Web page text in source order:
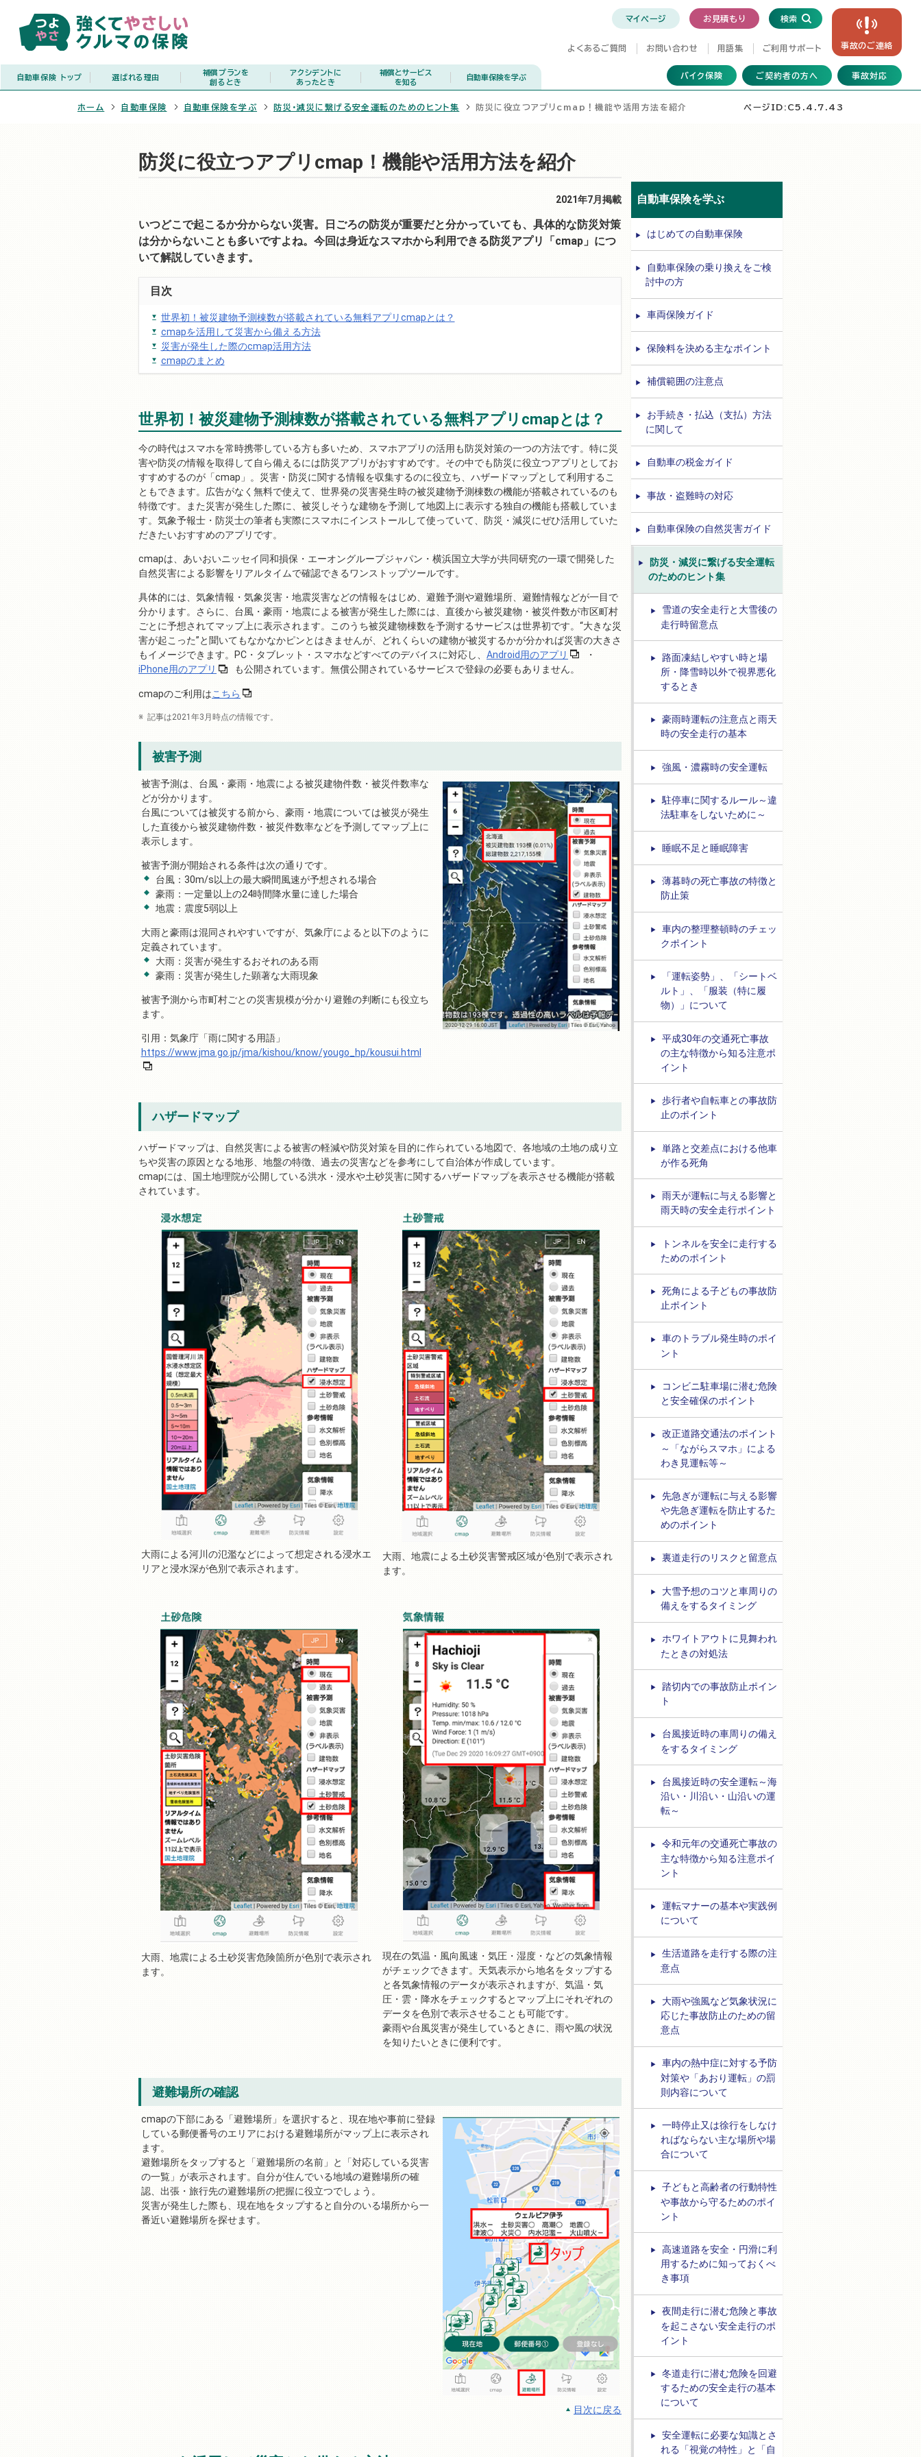
マイページ お見積もり 検索
事故のご連絡
よくあるご質問 お問い合わせ 用語集 ご利用サポート
自動車保険 トップ 選ばれる理由
補償プランを
創るとき
アクシデントに
あったとき
補償とサービス
を知る
自動車保険を学ぶ バイク保険 ご契約者の方へ 事故対応
ページID:C5.4.7.43
ホーム 自動車保険 自動車保険を学ぶ 防災・減災に繋げる安全運転のためのヒント集 防災に役立つアプリcmap！機能や活用方法を紹介
防災に役立つアプリcmap！機能や活用方法を紹介
2021年7月掲載
いつどこで起こるか分からない災害。日ごろの防災が重要だと分かっていても、具体的な防災対策
は分からないことも多いですよね。今回は身近なスマホから利用できる防災アプリ「cmap」につ
いて解説していきます。
目次
世界初！被災建物予測棟数が搭載されている無料アプリcmapとは？
cmapを活用して災害から備える方法
災害が発生した際のcmap活用方法
cmapのまとめ
世界初！被災建物予測棟数が搭載されている無料アプリcmapとは？
今の時代はスマホを常時携帯している方も多いため、スマホアプリの活用も防災対策の一つの方法です。特に災
害や防災の情報を取得して自ら備えるには防災アプリがおすすめです。その中でも防災に役立つアプリとしてお
すすめするのが「cmap」。災害・防災に関する情報を収集するのに役立ち、ハザードマップとして利用するこ
ともできます。広告がなく無料で使えて、世界発の災害発生時の被災建物予測棟数の機能が搭載されているのも
特徴です。また災害が発生した際に、被災しそうな建物を予測して地図上に表示する独自の機能も搭載していま
す。気象予報士・防災士の筆者も実際にスマホにインストールして使っていて、防災・減災にぜひ活用していた
だきたいおすすめのアプリです。
cmapは、あいおいニッセイ同和損保・エーオングループジャパン・横浜国立大学が共同研究の一環で開発した
自然災害による影響をリアルタイムで確認できるワンストップツールです。
具体的には、気象情報・気象災害・地震災害などの情報をはじめ、避難予測や避難場所、避難情報などが一目で
分かります。さらに、台風・豪雨・地震による被害が発生した際には、直後から被災建物・被災件数が市区町村
ごとに予想されてマップ上に表示されます。このうち被災建物棟数を予測するサービスは世界初です。“大きな災
害が起こった”と聞いてもなかなかピンとはきませんが、どれくらいの建物が被災するかが分かれば災害の大きさ
もイメージできます。PC・タブレット・スマホなどすべてのデバイスに対応し、 Android用のアプリ
・
iPhone用のアプリ
も公開されています。無償公開されているサービスで登録の必要もありません。
cmapのご利用はこちら
記事は2021年3月時点の情報です。
被害予測
被害予測は、台風・豪雨・地震による被災建物件数・被災件数率な
どが分かります。
台風については被災する前から、豪雨・地震については被災が発生
した直後から被災建物件数・被災件数率などを予測してマップ上に
表示します。
被害予測が開始される条件は次の通りです。
台風：30m/s以上の最大瞬間風速が予想される場合
豪雨：一定量以上の24時間降水量に達した場合
地震：震度5弱以上
大雨と豪雨は混同されやすいですが、気象庁によると以下のように
定義されています。
大雨：災害が発生するおそれのある雨
豪雨：災害が発生した顕著な大雨現象
被害予測から市町村ごとの災害規模が分かり避難の判断にも役立ち
ます。
引用：気象庁「雨に関する用語」
https://www.jma.go.jp/jma/kishou/know/yougo_hp/kousui.html
ハザードマップ
ハザードマップは、自然災害による被害の軽減や防災対策を目的に作られている地図で、各地域の土地の成り立
ちや災害の原因となる地形、地盤の特徴、過去の災害などを参考にして自治体が作成しています。
cmapには、国土地理院が公開している洪水・浸水や土砂災害に関するハザードマップを表示させる機能が搭載
されています。
大雨による河川の氾濫などによって想定される浸水エ
リアと浸水深が色別で表示されます。
大雨、地震による土砂災害警戒区域が色別で表示され
ます。
大雨、地震による土砂災害危険箇所が色別で表示され
ます。
現在の気温・風向風速・気圧・湿度・などの気象情報
がチェックできます。天気表示から地名をタップする
と各気象情報のデータが表示されますが、気温・気
圧・雲・降水をチェックするとマップ上にそれぞれの
データを色別で表示させることも可能です。
豪雨や台風災害が発生しているときに、雨や風の状況
を知りたいときに便利です。
避難場所の確認
cmapの下部にある「避難場所」を選択すると、現在地や事前に登録
している郵便番号のエリアにおける避難場所がマップ上に表示され
ます。
避難場所をタップすると「避難場所の名前」と「対応している災害
の一覧」が表示されます。自分が住んでいる地域の避難場所の確
認、出張・旅行先の避難場所の把握に役立つでしょう。
災害が発生した際も、現在地をタップすると自分のいる場所から一
番近い避難場所を探せます。
目次に戻る
自動車保険を学ぶ
はじめての自動車保険
自動車保険の乗り換えをご検
討中の方
車両保険ガイド
保険料を決める主なポイント
補償範囲の注意点
お手続き・払込（支払）方法
に関して
自動車の税金ガイド
事故・盗難時の対応
自動車保険の自然災害ガイド
防災・減災に繋げる安全運転
のためのヒント集
雪道の安全走行と大雪後の
走行時留意点
路面凍結しやすい時と場
所・降雪時以外で視界悪化
するとき
豪雨時運転の注意点と雨天
時の安全走行の基本
強風・濃霧時の安全運転
駐停車に関するルール～違
法駐車をしないために～
睡眠不足と睡眠障害
薄暮時の死亡事故の特徴と
防止策
車内の整理整頓時のチェッ
クポイント
「運転姿勢」、「シートベ
ルト」、「服装（特に履
物）」について
平成30年の交通死亡事故
の主な特徴から知る注意ポ
イント
歩行者や自転車との事故防
止のポイント
単路と交差点における他車
が作る死角
雨天が運転に与える影響と
雨天時の安全走行ポイント
トンネルを安全に走行する
ためのポイント
死角による子どもの事故防
止ポイント
車のトラブル発生時のポイ
ント
コンビニ駐車場に潜む危険
と安全確保のポイント
改正道路交通法のポイント
～「ながらスマホ」による
わき見運転等～
先急ぎが運転に与える影響
や先急ぎ運転を防止するた
めのポイント
裏道走行のリスクと留意点
大雪予想のコツと車周りの
備えをするタイミング
ホワイトアウトに見舞われ
たときの対処法
踏切内での事故防止ポイン
ト
台風接近時の車周りの備え
をするタイミング
台風接近時の安全運転～海
沿い・川沿い・山沿いの運
転～
令和元年の交通死亡事故の
主な特徴から知る注意ポイ
ント
運転マナーの基本や実践例
について
生活道路を走行する際の注
意点
大雨や強風など気象状況に
応じた事故防止のための留
意点
車内の熱中症に対する予防
対策や「あおり運転」の罰
則内容について
一時停止又は徐行をしなけ
ればならない主な場所や場
合について
子どもと高齢者の行動特性
や事故から守るためのポイ
ント
高速道路を安全・円滑に利
用するために知っておくべ
き事項
夜間走行に潜む危険と事故
を起こさない安全走行のポ
イント
冬道走行に潜む危険を回避
するための安全走行の基本
について
安全運転に必要な知識とさ
れる「視覚の特性」と「自